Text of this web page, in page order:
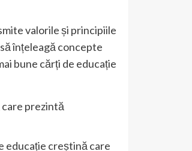
valorile și principiile
înțeleagă concepte
bune cărți de educație
care prezintă
educație creștină care